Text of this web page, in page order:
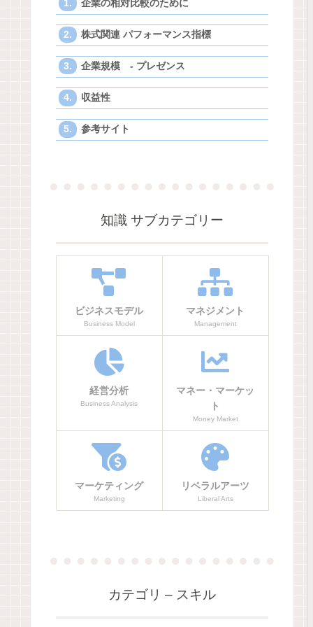
企業の相対比較のために
株式関連 パフォーマンス指標
企業規模 - プレゼンス
収益性
参考サイト
知識 サブカテゴリー
ビジネスモデル
Business Model
マネジメント
Management
経営分析
Business Analysis
マネー・マーケッ
ト
Money Market
マーケティング
Marketing
リベラルアーツ
Liberal Arts
カテゴリ – スキル